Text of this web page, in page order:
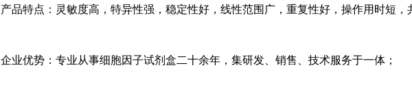
产品特点：灵敏度高，特异性强，稳定性好，线性范围广，重复性好，操作用时短，
企业优势：专业从事细胞因子试剂盒二十余年，集研发、销售、技术服务于一体；